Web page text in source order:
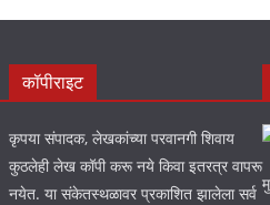
कॉपीराइट
कृपया संपादक, लेखकांच्या परवानगी शिवाय
कुठलेही लेख कॉपी करू नये किवा इतरत्र वापरू
नयेत. या संकेतस्थळावर प्रकाशित झालेला सर्व